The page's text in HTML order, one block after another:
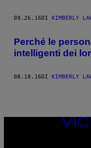
09.26.16DI KIMBERLY
Perché le
intelligenti dei
08.18.16DI KIMBERLY
VICE
MEDIA